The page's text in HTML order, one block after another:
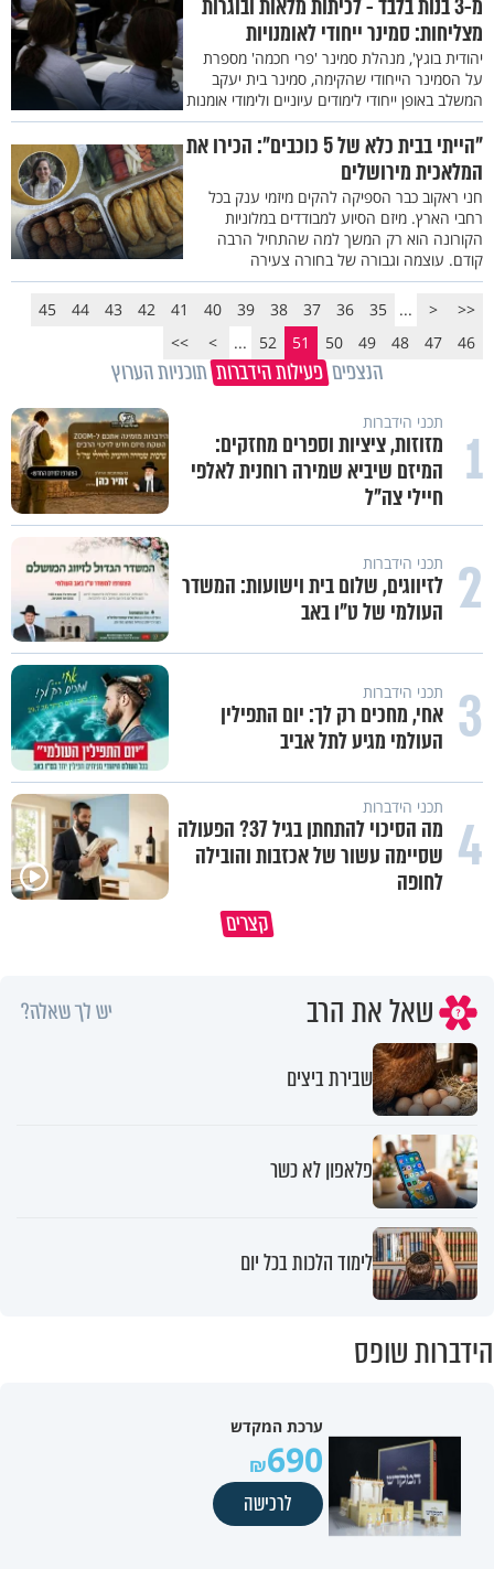
מ-3 בנות בלבד - לכיתות מלאות ובוגרות
מצליחות: סמינר ייחודי לאומנויות
יהודית בוגץ', מנהלת סמינר 'פרי חכמה' מספרת
על הסמינר הייחודי שהקימה, סמינר בית יעקב
המשלב באופן ייחודי לימודים עיוניים ולימודי אומנות
"הייתי בבית כלא של 5 כוכבים": הכירו את
המלאכית מירושלים
חני ראקוב כבר הספיקה להקים מיזמי ענק בכל
רחבי הארץ. מיזם הסיוע למבודדים במלוניות
הקורונה הוא רק המשך למה שהתחיל הרבה
קודם. עוצמה וגבורה של בחורה צעירה
<<
<
...
35
36
37
38
39
40
41
42
43
44
45
46
47
48
49
50
51
52
...
>
>>
הנצפים פעילות הידברות תוכניות הערוץ
1 תכני הידברות
מזוזות, ציציות וספרים מחזקים:
המיזם שיביא שמירה רוחנית לאלפי
חיילי צה"ל
2 תכני הידברות
לזיווגים, שלום בית וישועות: המשדר
העולמי של ט"ו באב
3 תכני הידברות
אחי, מחכים רק לך: יום התפילין
העולמי מגיע לתל אביב
4 תכני הידברות
מה הסיכוי להתחתן בגיל 37? הפעולה
שסיימה עשור של אכזבות והובילה
לחופה
קצרים
שאל את הרב יש לך שאלה?
שבירת ביצים
פלאפון לא כשר
לימוד הלכות בכל יום
הידברות שופס
ערכת המקדש
690
לרכישה